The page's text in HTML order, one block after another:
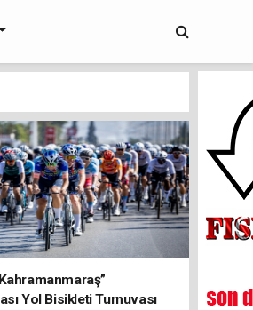
Yol Bisikleti Turnuvası